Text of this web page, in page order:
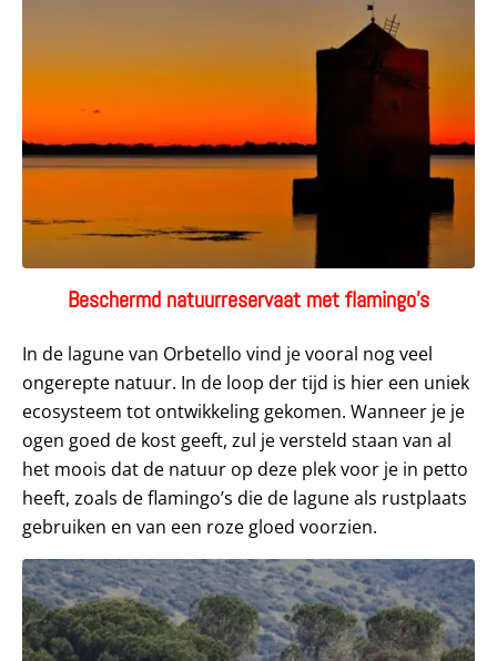
Beschermd natuurreservaat met flamingo’s
In de lagune van Orbetello vind je vooral nog veel
ongerepte natuur. In de loop der tijd is hier een uniek
ecosysteem tot ontwikkeling gekomen. Wanneer je je
ogen goed de kost geeft, zul je versteld staan van al
het moois dat de natuur op deze plek voor je in petto
heeft, zoals de flamingo’s die de lagune als rustplaats
gebruiken en van een roze gloed voorzien.